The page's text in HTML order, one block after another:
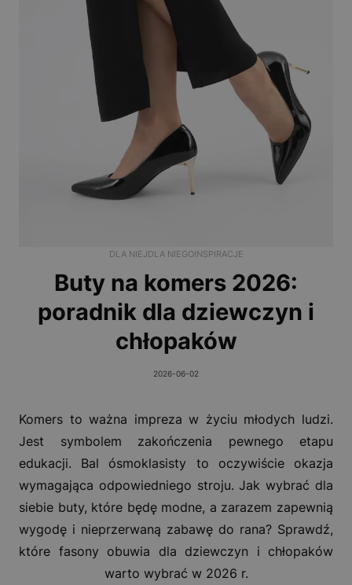
DLA NIEJDLA NIEGOINSPIRACJE
Buty na komers 2026:
poradnik dla dziewczyn i
chłopaków
2026-06-02
Komers to ważna impreza w życiu młodych ludzi.
Jest symbolem zakończenia pewnego etapu
edukacji. Bal ósmoklasisty to oczywiście okazja
wymagająca odpowiedniego stroju. Jak wybrać dla
siebie buty, które będę modne, a zarazem zapewnią
wygodę i nieprzerwaną zabawę do rana? Sprawdź,
które fasony obuwia dla dziewczyn i chłopaków
warto wybrać w 2026 r.